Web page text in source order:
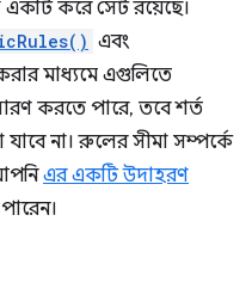
করে সেট রয়েছে।
এবং
মাধ্যমে এগুলিতে
করতে পারে, তবে শর্ত
না। রুলের সীমা সম্পর্কে
এর একটি উদাহরণ